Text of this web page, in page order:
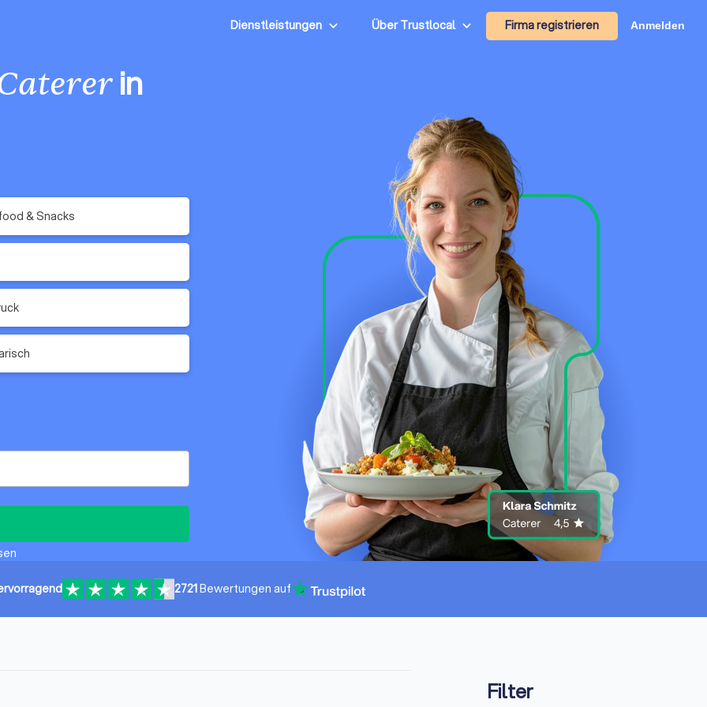
Dienstleistungen Über Trustlocal Firma registrieren Anmelden
in
& Snacks
2721Bewertungen auf
Filter